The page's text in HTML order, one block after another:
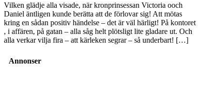
Vilken glädje alla visade, när kronprinsessan Victoria ooch
Daniel äntligen kunde berätta att de förlovar sig! Att mötas
kring en sådan positiv händelse – det är väl härligt! På kontoret
, i affären, på gatan – alla såg helt plötsligt lite gladare ut. Och
alla verkar vilja fira – att kärleken segrar – så underbart! […]
Annonser